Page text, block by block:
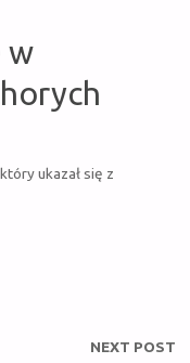
w
ukazał się z
NEXT POST